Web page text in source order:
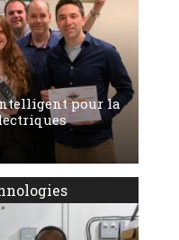
pour la